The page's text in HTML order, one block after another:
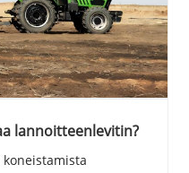
lannoitteenlevitin?